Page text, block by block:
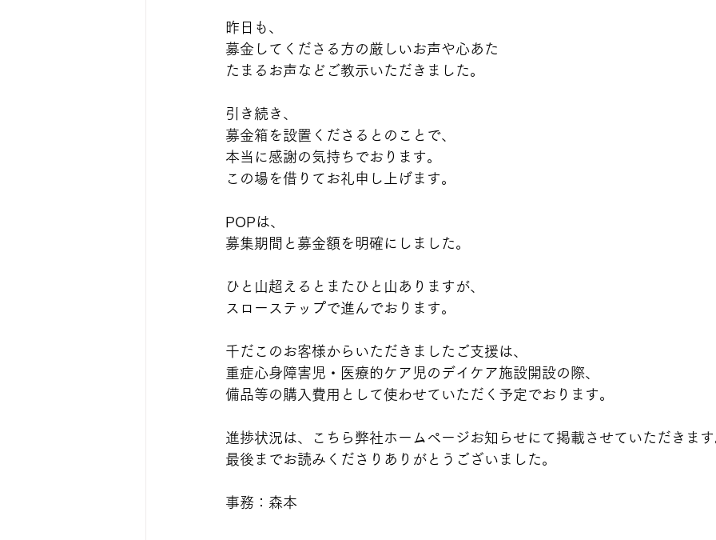
昨日も、
募金してくださる方の厳しいお声や心あた
たまるお声などご教示いただきました。
引き続き、
募金箱を設置くださるとのことで、
本当に感謝の気持ちでおります。
この場を借りてお礼申し上げます。
POPは、
募集期間と募金額を明確にしました。
ひと山超えるとまたひと山ありますが、
スローステップで進んでおります。
千だこのお客様からいただきましたご支援は、
重症心身障害児・医療的ケア児のデイケア施設開設の際、
備品等の購入費用として使わせていただく予定でおります。
進捗状況は、こちら弊社ホームページお知らせにて掲載させていただきま
最後までお読みくださりありがとうございました。
事務：森本